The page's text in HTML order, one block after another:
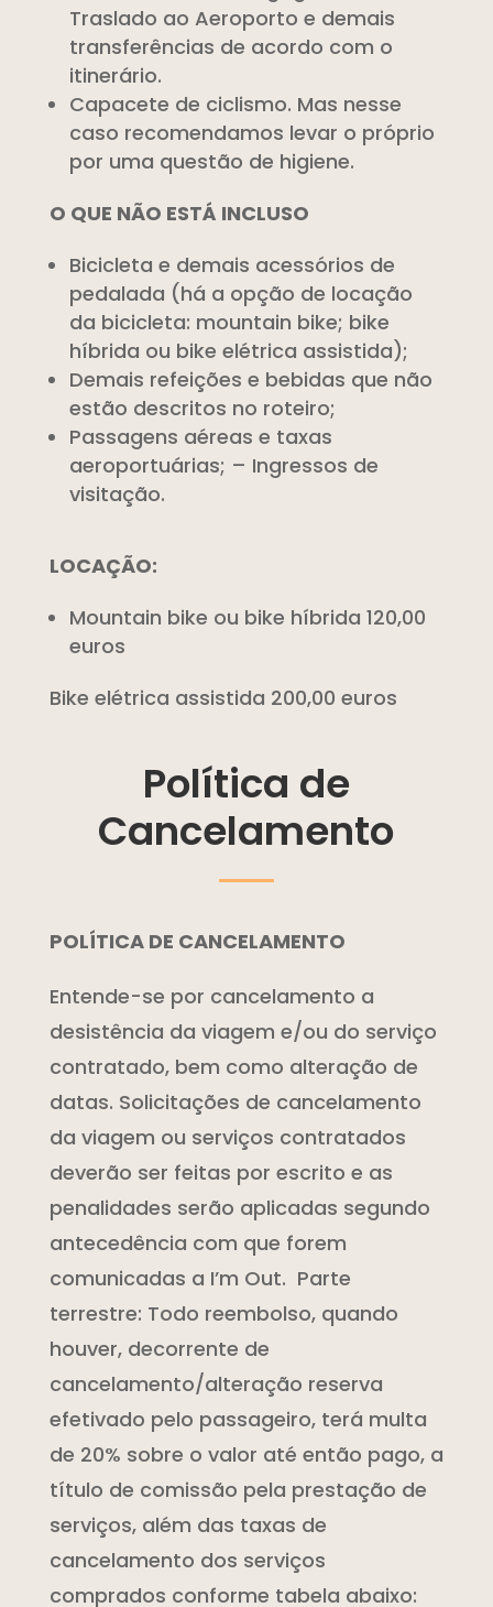
Traslado ao Aeroporto e demais
transferências de acordo com o
itinerário.
Capacete de ciclismo. Mas nesse
caso recomendamos levar o próprio
por uma questão de higiene.
O QUE NÃO ESTÁ INCLUSO
Bicicleta e demais acessórios de
pedalada (há a opção de locação
da bicicleta: mountain bike; bike
híbrida ou bike elétrica assistida);
Demais refeições e bebidas que não
estão descritos no roteiro;
Passagens aéreas e taxas
aeroportuárias; – Ingressos de
visitação.
LOCAÇÃO:
Mountain bike ou bike híbrida 120,00
euros
Bike elétrica assistida 200,00 euros
Política de
Cancelamento
POLÍTICA DE CANCELAMENTO
Entende-se por cancelamento a
desistência da viagem e/ou do serviço
contratado, bem como alteração de
datas. Solicitações de cancelamento
da viagem ou serviços contratados
deverão ser feitas por escrito e as
penalidades serão aplicadas segundo
antecedência com que forem
comunicadas a I’m Out. Parte
terrestre: Todo reembolso, quando
houver, decorrente de
cancelamento/alteração reserva
efetivado pelo passageiro, terá multa
de 20% sobre o valor até então pago, a
título de comissão pela prestação de
serviços, além das taxas de
cancelamento dos serviços
comprados conforme tabela abaixo: